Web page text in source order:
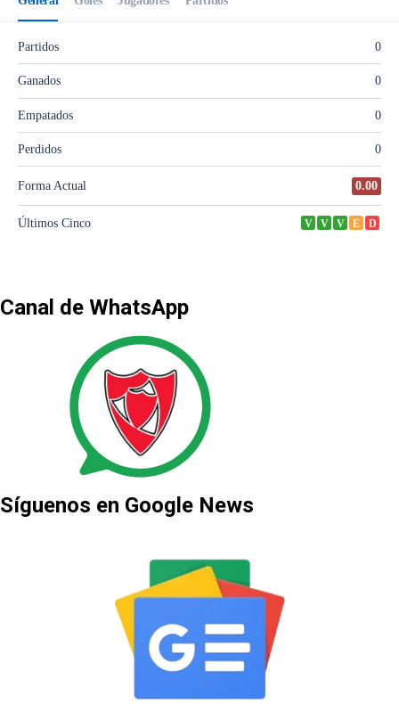
Canal de WhatsApp
Síguenos en Google News